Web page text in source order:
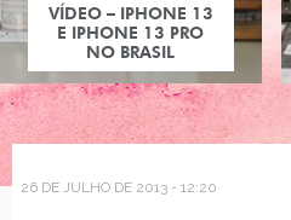
VÍDEO – IPHONE 13
E IPHONE 13 PRO
NO BRASIL
26 DE JULHO DE 2013 - 12:20